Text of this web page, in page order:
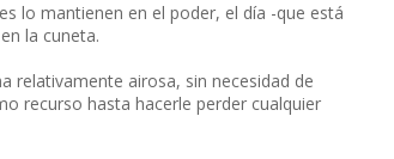
lo mantienen en el poder, el día -que está
la cuneta.
relativamente airosa, sin necesidad de
recurso hasta hacerle perder cualquier